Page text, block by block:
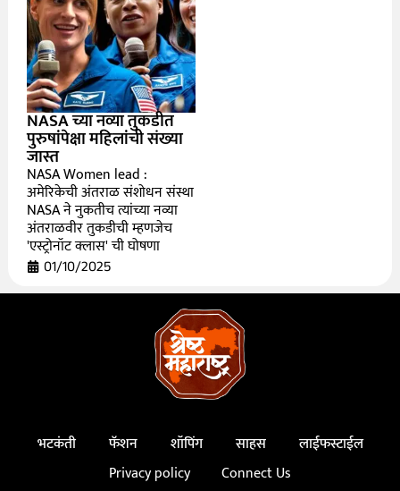
NASA च्या नव्या तुकडीत
पुरुषांपेक्षा महिलांची संख्या
जास्त
NASA Women lead :
अमेरिकेची अंतराळ संशोधन संस्था
NASA ने नुकतीच त्यांच्या नव्या
अंतराळवीर तुकडीची म्हणजेच
'एस्ट्रोनॉट क्लास' ची घोषणा
01/10/2025
भटकंती फॅशन शॉपिंग साहस
लाईफस्टाईल
Privacy policy
Connect Us